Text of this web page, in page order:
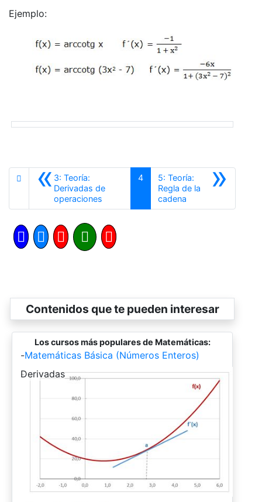
Ejemplo:
«3: Teoría:
Derivadas de
operaciones
4 »
5: Teoría:
Regla de la
cadenaSiguiente
Contenidos que te pueden interesar
Los cursos más populares de Matemáticas:
-Matemáticas Básica (Números Enteros)
-
Derivadas